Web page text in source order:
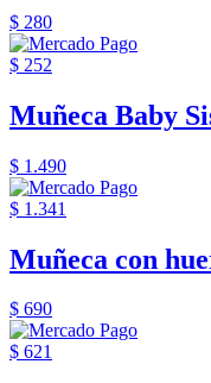
$ 280
$ 252
Muñeca Baby
$ 1.490
$ 1.341
Muñeca con
$ 690
$ 621